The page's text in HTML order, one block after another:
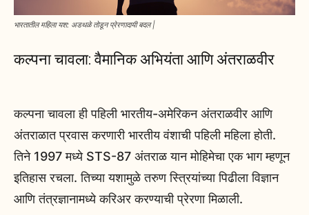
भारतातील महिला यश: अडथळे तोडून प्रेरणादायी बदल |
कल्पना चावला: वैमानिक अभियंता आणि अंतराळवीर
कल्पना चावला ही पहिली भारतीय-अमेरिकन अंतराळवीर आणि
अंतराळात प्रवास करणारी भारतीय वंशाची पहिली महिला होती.
तिने 1997 मध्ये STS-87 अंतराळ यान मोहिमेचा एक भाग म्हणून
इतिहास रचला. तिच्या यशामुळे तरुण स्त्रियांच्या पिढीला विज्ञान
आणि तंत्रज्ञानामध्ये करिअर करण्याची प्रेरणा मिळाली.